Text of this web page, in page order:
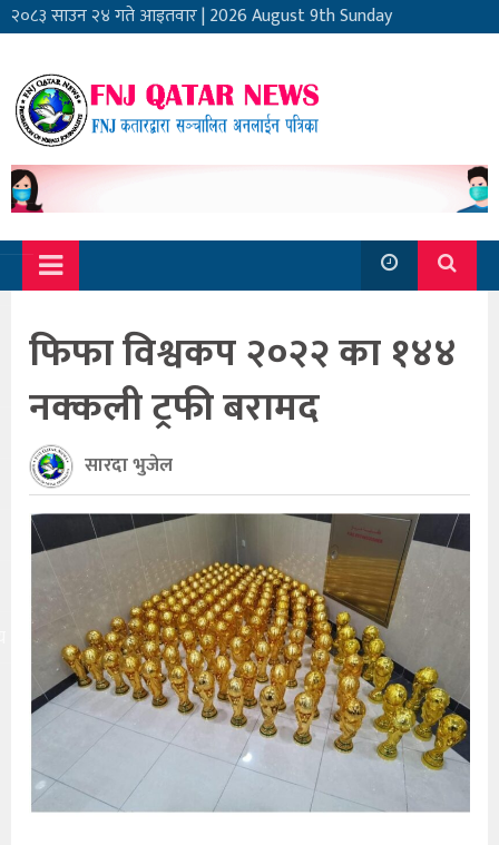
२०८३ साउन २४ गते आइतवार|2026 August 9th Sunday
फिफा विश्वकप २०२२ का १४४
नक्कली ट्रफी बरामद
सारदा भुजेल